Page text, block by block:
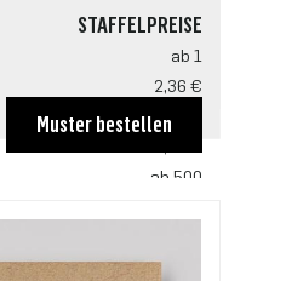
STAFFELPREISE
ab 1
2,36 €
ab 100
ab 500
1,00 €
Muster bestellen